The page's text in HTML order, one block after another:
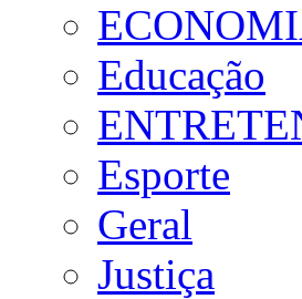
Educação
Esporte
Geral
Justiça